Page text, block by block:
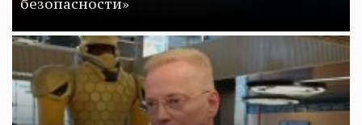
безопасности»